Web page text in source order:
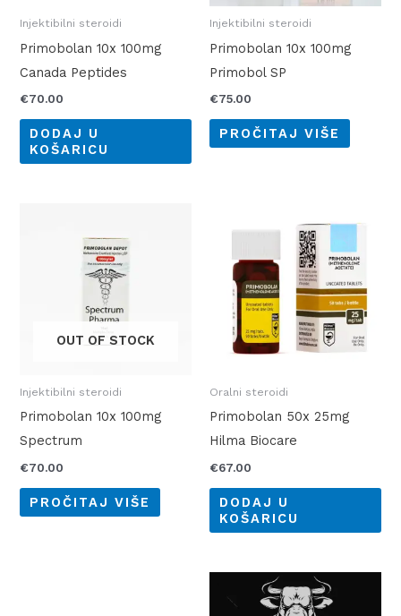
Injektibilni steroidi
Primobolan 10x 100mg
Canada Peptides
€70.00
DODAJ U
KOŠARICU
Injektibilni steroidi
Primobolan 10x 100mg
Primobol SP
€75.00
PROČITAJ VIŠE
OUT OF STOCK
Injektibilni steroidi
Primobolan 10x 100mg
Spectrum
€70.00
PROČITAJ VIŠE
Oralni steroidi
Primobolan 50x 25mg
Hilma Biocare
€67.00
DODAJ U
KOŠARICU